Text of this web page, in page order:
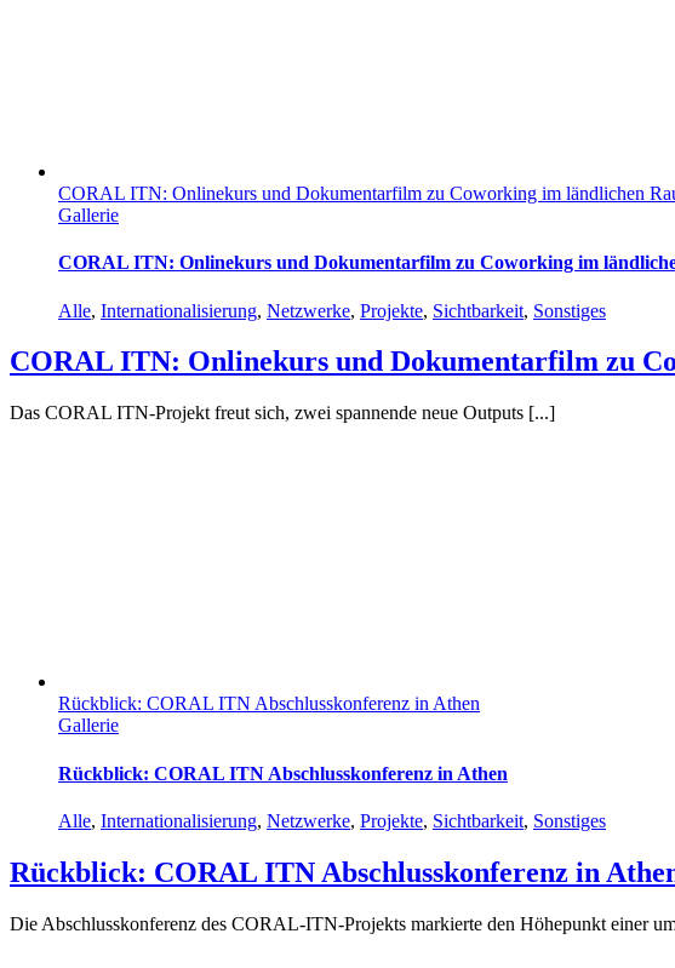
CORAL ITN: Onlinekurs und Dokumentarfilm zu Coworking im ländlichen
Gallerie
CORAL ITN: Onlinekurs und Dokumentarfilm zu Coworking im
Alle, Internationalisierung, Netzwerke, Projekte, Sichtbarkeit, Sonstiges
CORAL ITN: Onlinekurs und Dokumentarfilm zu
Das CORAL ITN-Projekt freut sich, zwei spannende neue Outputs [...]
Rückblick: CORAL ITN Abschlusskonferenz in Athen
Gallerie
Rückblick: CORAL ITN Abschlusskonferenz in Athen
Alle, Internationalisierung, Netzwerke, Projekte, Sichtbarkeit, Sonstiges
Rückblick: CORAL ITN Abschlusskonferenz in
Die Abschlusskonferenz des CORAL-ITN-Projekts markierte den Höhepunkt einer